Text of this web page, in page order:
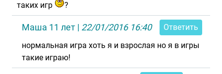
таких игр
?
Маша 11 лет | 22/01/2016 16:40
Ответить
нормальная игра хоть я и взрослая но я в игры
такие играю!